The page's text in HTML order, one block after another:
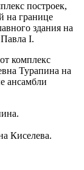
построек,
на границе
здания на
I.
комплекс
Турапина на
ансамбли
Киселева.